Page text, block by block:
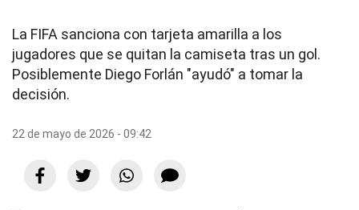
La FIFA sanciona con tarjeta amarilla a los
jugadores que se quitan la camiseta tras un gol.
Posiblemente Diego Forlán "ayudó" a tomar la
decisión.
22 de mayo de 2026 - 09:42